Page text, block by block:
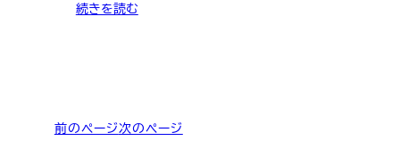
続きを読む
前のページ次のページ